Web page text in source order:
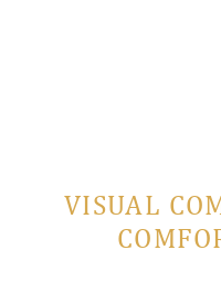
VISUAL